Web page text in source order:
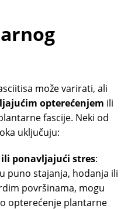
može varirati, ali
opterećenjem ili
fascije. Neki od
uključuju:
ponavljajući stres:
puno stajanja, hodanja ili
površinama, mogu
opterećenje plantarne